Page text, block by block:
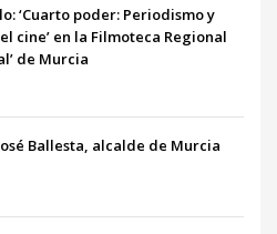
‘Cuarto poder: Periodismo y
cine’ en la Filmoteca Regional
de Murcia
Ballesta, alcalde de Murcia